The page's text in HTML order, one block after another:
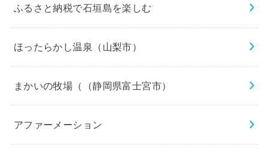
ふるさと納税で石垣島を楽しむ
ほったらかし温泉（山梨市）
まかいの牧場（（静岡県富士宮市）
アファーメーション